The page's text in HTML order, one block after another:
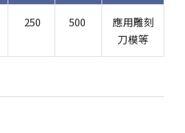
250 500
應用雕刻
刀模等